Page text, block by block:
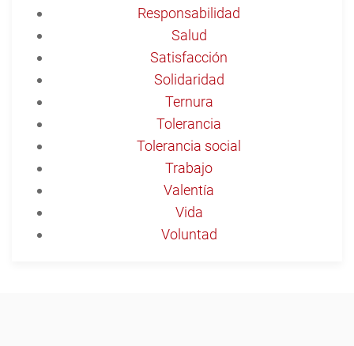
Responsabilidad
Salud
Satisfacción
Solidaridad
Ternura
Tolerancia
Tolerancia social
Trabajo
Valentía
Vida
Voluntad